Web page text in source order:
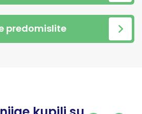
predomislite